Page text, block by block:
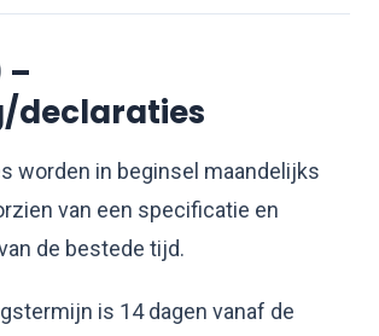
–
declaraties
worden in beginsel maandelijks
van een specificatie en
de bestede tijd.
is 14 dagen vanaf de